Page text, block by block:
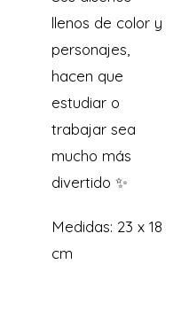
llenos de color y
personajes,
hacen que
estudiar o
trabajar sea
mucho más
divertido ✨
Medidas: 23 x 18
cm